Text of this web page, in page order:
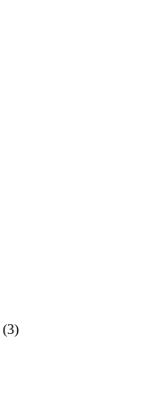
(3)